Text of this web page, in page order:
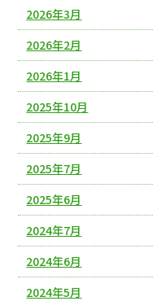
2026年3月
2026年2月
2026年1月
2025年10月
2025年9月
2025年7月
2025年6月
2024年7月
2024年6月
2024年5月